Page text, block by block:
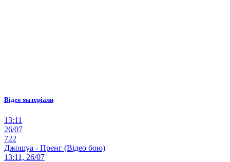
Відео матеріали
13:11
26/07
722
Джошуа - Пренг (Відео бою)
13:11, 26/07